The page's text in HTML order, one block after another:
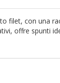
filet, con una
offre spunti